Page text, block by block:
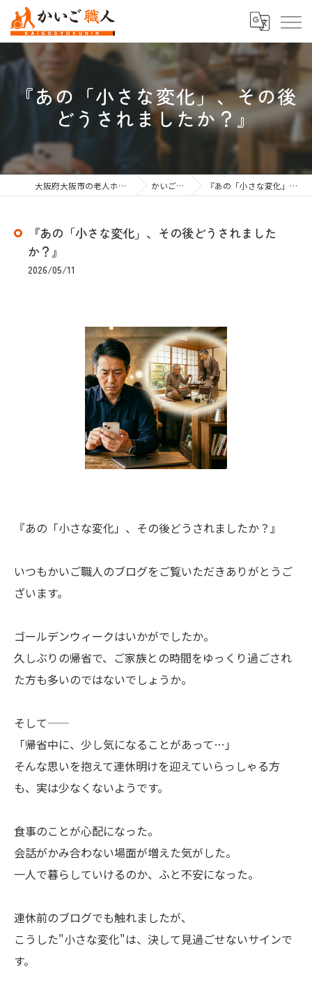
『あの「小さな変化」、その後
どうされましたか？』
大阪府大阪市の老人ホーム紹介なら株式会社かいご職人 かいご職人のブログ 『あの「小さな変化」、その後どうされましたか？』
『あの「小さな変化」、その後どうされました
か？』
2026/05/11
『あの「小さな変化」、その後どうされましたか？』
いつもかいご職人のブログをご覧いただきありがとうご
ざいます。
ゴールデンウィークはいかがでしたか。
久しぶりの帰省で、ご家族との時間をゆっくり過ごされ
た方も多いのではないでしょうか。
そして——
「帰省中に、少し気になることがあって…」
そんな思いを抱えて連休明けを迎えていらっしゃる方
も、実は少なくないようです。
食事のことが心配になった。
会話がかみ合わない場面が増えた気がした。
一人で暮らしていけるのか、ふと不安になった。
連休前のブログでも触れましたが、
こうした"小さな変化"は、決して見過ごせないサインで
す。